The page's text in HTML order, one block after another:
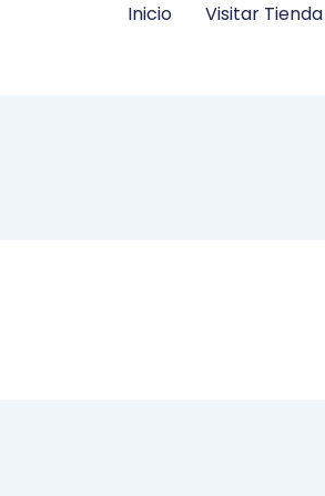
Inicio Visitar Tienda